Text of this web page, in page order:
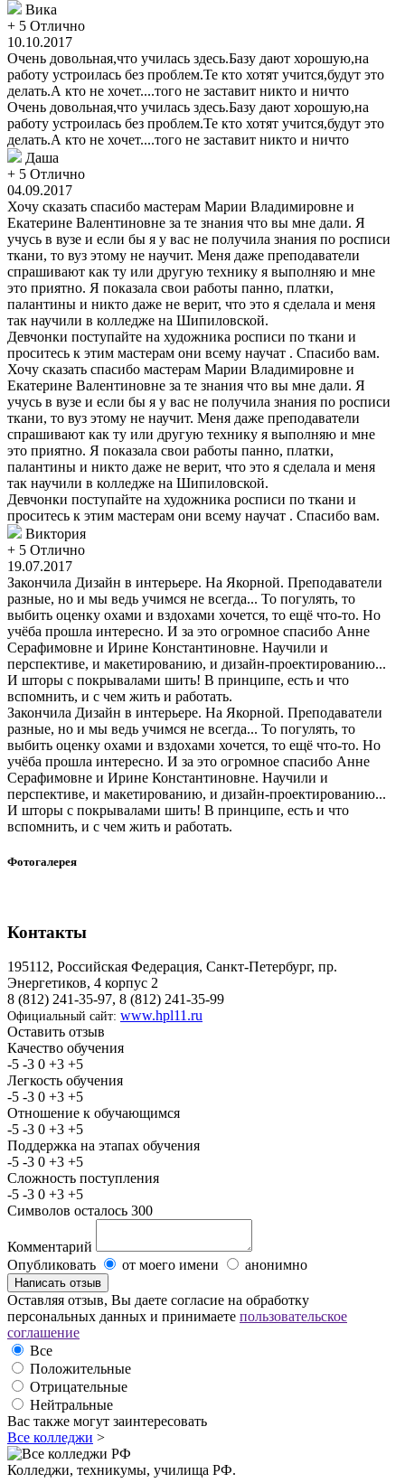
Вика
+ 5 Отлично
10.10.2017
Очень довольная,что училась здесь.Базу дают хорошую,на
работу устроилась без проблем.Те кто хотят учится,будут это
делать.А кто не хочет....того не заставит никто и ничто
Очень довольная,что училась здесь.Базу дают хорошую,на
работу устроилась без проблем.Те кто хотят учится,будут это
делать.А кто не хочет....того не заставит никто и ничто
Даша
+ 5 Отлично
04.09.2017
Хочу сказать спасибо мастерам Марии Владимировне и
Екатерине Валентиновне за те знания что вы мне дали. Я
учусь в вузе и если бы я у вас не получила знания по росписи
ткани, то вуз этому не научит. Меня даже преподаватели
спрашивают как ту или другую технику я выполняю и мне
это приятно. Я показала свои работы панно, платки,
палантины и никто даже не верит, что это я сделала и меня
так научили в колледже на Шипиловской.
Девчонки поступайте на художника росписи по ткани и
проситесь к этим мастерам они всему научат . Спасибо вам.
Хочу сказать спасибо мастерам Марии Владимировне и
Екатерине Валентиновне за те знания что вы мне дали. Я
учусь в вузе и если бы я у вас не получила знания по росписи
ткани, то вуз этому не научит. Меня даже преподаватели
спрашивают как ту или другую технику я выполняю и мне
это приятно. Я показала свои работы панно, платки,
палантины и никто даже не верит, что это я сделала и меня
так научили в колледже на Шипиловской.
Девчонки поступайте на художника росписи по ткани и
проситесь к этим мастерам они всему научат . Спасибо вам.
Виктория
+ 5 Отлично
19.07.2017
Закончила Дизайн в интерьере. На Якорной. Преподаватели
разные, но и мы ведь учимся не всегда... То погулять, то
выбить оценку охами и вздохами хочется, то ещё что-то. Но
учёба прошла интересно. И за это огромное спасибо Анне
Серафимовне и Ирине Константиновне. Научили и
перспективе, и макетированию, и дизайн-проектированию...
И шторы с покрывалами шить! В принципе, есть и что
вспомнить, и с чем жить и работать.
Закончила Дизайн в интерьере. На Якорной. Преподаватели
разные, но и мы ведь учимся не всегда... То погулять, то
выбить оценку охами и вздохами хочется, то ещё что-то. Но
учёба прошла интересно. И за это огромное спасибо Анне
Серафимовне и Ирине Константиновне. Научили и
перспективе, и макетированию, и дизайн-проектированию...
И шторы с покрывалами шить! В принципе, есть и что
вспомнить, и с чем жить и работать.
Фотогалерея
Контакты
195112, Российская Федерация, Санкт-Петербург, пр.
Энергетиков, 4 корпус 2
8 (812) 241-35-97, 8 (812) 241-35-99
Официальный сайт: www.hpl11.ru
Оставить отзыв
Качество обучения
-5 -3 0 +3 +5
Легкость обучения
-5 -3 0 +3 +5
Отношение к обучающимся
-5 -3 0 +3 +5
Поддержка на этапах обучения
-5 -3 0 +3 +5
Сложность поступления
-5 -3 0 +3 +5
Символов осталось 300
Комментарий
Опубликовать
от моего имени анонимно
Оставляя отзыв, Вы даете согласие на обработку
персональных данных и принимаете пользовательское
соглашение
Все
Положительные
Отрицательные
Нейтральные
Вас также могут заинтересовать
Все колледжи >
Колледжи, техникумы, училища РФ.